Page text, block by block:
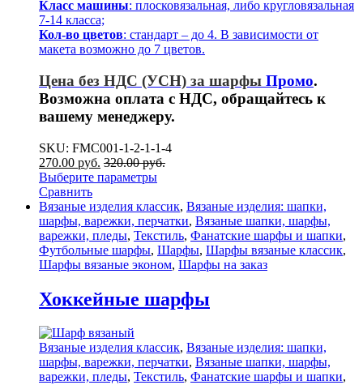
Класс машины: плосковязальная, либо кругловязальная
7-14 класса;
Кол-во цветов: стандарт – до 4. В зависимости от
макета возможно до 7 цветов.
Цена без НДС (УСН) за шарфы Промо.
Возможна оплата с НДС, обращайтесь к
вашему менеджеру.
SKU: FMC001-1-2-1-1-4
270.00 руб. 320.00руб.
Выберите параметры
Сравнить
Вязаные изделия классик, Вязаные изделия: шапки,
шарфы, варежки, перчатки, Вязаные шапки, шарфы,
варежки, пледы, Текстиль, Фанатские шарфы и шапки,
Футбольные шарфы, Шарфы, Шарфы вязаные классик,
Шарфы вязаные эконом, Шарфы на заказ
Хоккейные шарфы
Вязаные изделия классик, Вязаные изделия: шапки,
шарфы, варежки, перчатки, Вязаные шапки, шарфы,
варежки, пледы, Текстиль, Фанатские шарфы и шапки,